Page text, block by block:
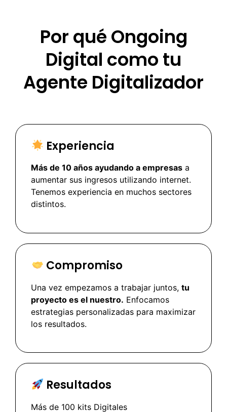
Por qué Ongoing
Digital como tu
Agente Digitalizador
Experiencia
Más de 10 años ayudando a empresas a
aumentar sus ingresos utilizando internet.
Tenemos experiencia en muchos sectores
distintos.
Compromiso
Una vez empezamos a trabajar juntos, tu
proyecto es el nuestro. Enfocamos
estrategias personalizadas para maximizar
los resultados.
Resultados
Más de 100 kits Digitales